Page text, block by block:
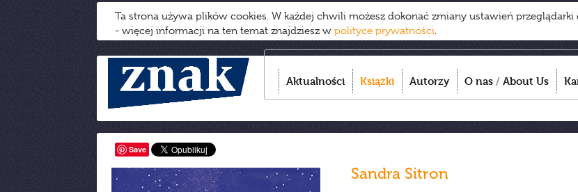
Ta strona używa plików cookies. W każdej chwili możesz dokonać zmiany ustawień
- więcej informacji na ten temat znajdziesz w polityce prywatności.
Aktualności Książki Autorzy O nas / About Us
Save
Sandra Sitron